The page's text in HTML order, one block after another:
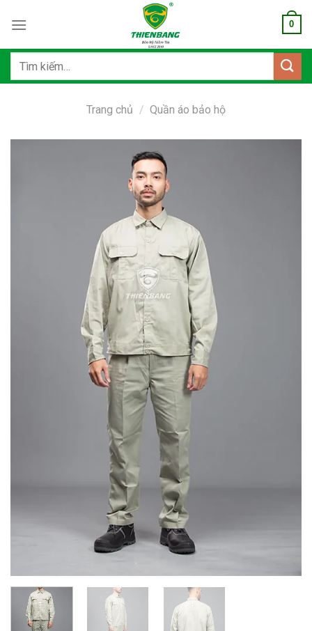
qua
dung
0
Tìm
Trang chủ / Quần áo bảo hộ